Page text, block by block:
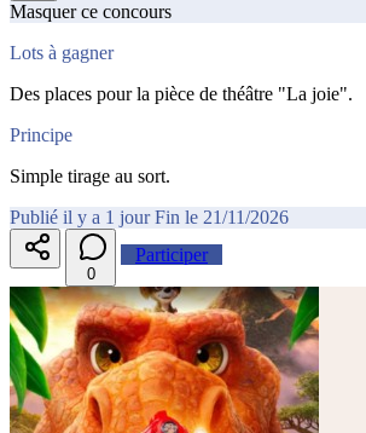
Masquer ce concours
Lots à gagner
Des places pour la pièce de théâtre "La joie".
Principe
Simple tirage au sort.
Publié il y a 1 jour Fin le 21/11/2026
0
Participer